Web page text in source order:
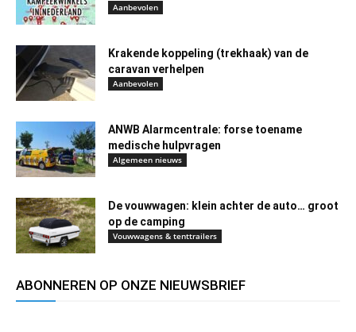
Aanbevolen
Krakende koppeling (trekhaak) van de
caravan verhelpen
Aanbevolen
ANWB Alarmcentrale: forse toename
medische hulpvragen
Algemeen nieuws
De vouwwagen: klein achter de auto… groot
op de camping
Vouwwagens & tenttrailers
ABONNEREN OP ONZE NIEUWSBRIEF